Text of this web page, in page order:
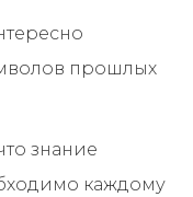
прошлых
знание
каждому